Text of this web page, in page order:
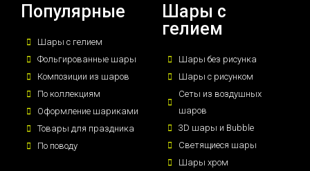
Популярные
Шары с гелием
Фольгированные шары
Композиции из шаров
По коллекциям
Оформление шариками
Товары для праздника
По поводу
Шары с
гелием
Шары без рисунка
Шары с рисунком
Сеты из воздушных
шаров
3D шары и Bubble
Светящиеся шары
Шары хром